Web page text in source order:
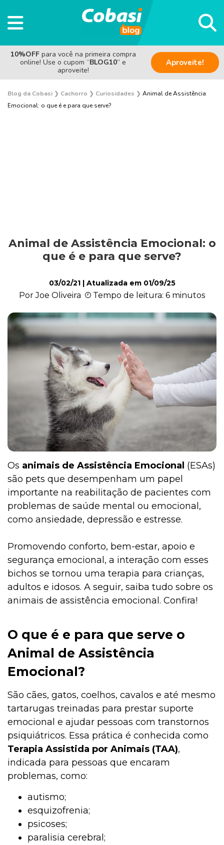
10%OFF para você na primeira compra
online! Use o cupom “BLOG10” e
aproveite!
Aproveite!
Blog da Cobasi ❯ Cachorro ❯ Curiosidades ❯ Animal de Assistência
Emocional: o que é e para que serve?
Alimentação
Curiosidades
Higiene
Saúde
Animal de Assistência Emocional: o
que é e para que serve?
03/02/21| Atualizada em 01/09/25
Por Joe Oliveira Tempo de leitura: 6 minutos
Os animais de Assistência Emocional (ESAs)
são pets que desempenham um papel
importante na reabilitação de pacientes com
problemas de saúde mental ou emocional,
como ansiedade, depressão e estresse.
Promovendo conforto, bem-estar, apoio e
segurança emocional, a interação com esses
bichos se tornou uma terapia para crianças,
adultos e idosos. A seguir, saiba tudo sobre os
animais de assistência emocional. Confira!
O que é e para que serve o
Animal de Assistência
Emocional?
São cães, gatos, coelhos, cavalos e até mesmo
tartarugas treinadas para prestar suporte
emocional e ajudar pessoas com transtornos
psiquiátricos. Essa prática é conhecida como
Terapia Assistida por Animais (TAA),
indicada para pessoas que encaram
problemas, como:
autismo;
esquizofrenia;
psicoses;
paralisia cerebral;